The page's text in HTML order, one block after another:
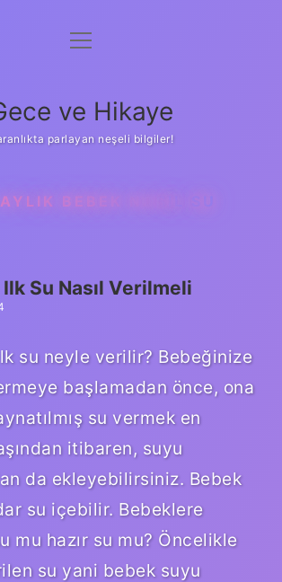
Anasayfa
Yasal Uyarı
menüyü
ve Hikaye
parlayan neşeli bilgiler!
BEBEK NASIL SU
Su Nasıl Verilmeli
su neyle verilir? Bebeğinize
başlamadan önce, ona
su vermek en
itibaren, suyu
da ekleyebilirsiniz. Bebek
su içebilir. Bebeklere
mu hazır su mu? Öncelikle
su yani bebek suyu